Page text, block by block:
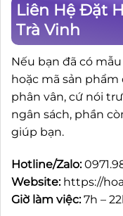
Liên Hệ Đặt
Trà Vinh
Nếu bạn đã có
hoặc mã sản
phân vân, cứ nói
ngân sách, phần
giúp bạn.
Hotline/Zalo:
Website: https://
Giờ làm việc:7h –